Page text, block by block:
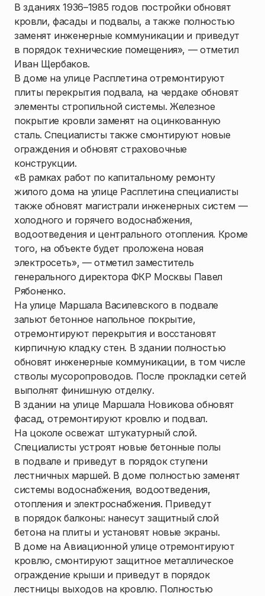
В зданиях 1936–1985 годов постройки обновят
кровли, фасады и подвалы, а также полностью
заменят инженерные коммуникации и приведут
в порядок технические помещения», — отметил
Иван Щербаков.
В доме на улице Расплетина отремонтируют
плиты перекрытия подвала, на чердаке обновят
элементы стропильной системы. Железное
покрытие кровли заменят на оцинкованную
сталь. Специалисты также смонтируют новые
ограждения и обновят страховочные
конструкции.
«В рамках работ по капитальному ремонту
жилого дома на улице Расплетина специалисты
также обновят магистрали инженерных систем —
холодного и горячего водоснабжения,
водоотведения и центрального отопления. Кроме
того, на объекте будет проложена новая
электросеть», — отметил заместитель
генерального директора ФКР Москвы Павел
Рябоненко.
На улице Маршала Василевского в подвале
зальют бетонное напольное покрытие,
отремонтируют перекрытия и восстановят
кирпичную кладку стен. В здании полностью
обновят инженерные коммуникации, в том числе
стволы мусоропроводов. После прокладки сетей
выполнят финишную отделку.
В здании на улице Маршала Новикова обновят
фасад, отремонтируют кровлю и подвал.
На цоколе освежат штукатурный слой.
Специалисты устроят новые бетонные полы
в подвале и приведут в порядок ступени
лестничных маршей. В доме полностью заменят
системы водоснабжения, водоотведения,
отопления и электроснабжения. Приведут
в порядок балконы: нанесут защитный слой
бетона на плиты и установят новые экраны.
В доме на Авиационной улице отремонтируют
кровлю, смонтируют защитное металлическое
ограждение крыши и приведут в порядок
лестницы выходов на кровлю. Полностью